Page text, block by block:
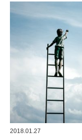
2018.01.27